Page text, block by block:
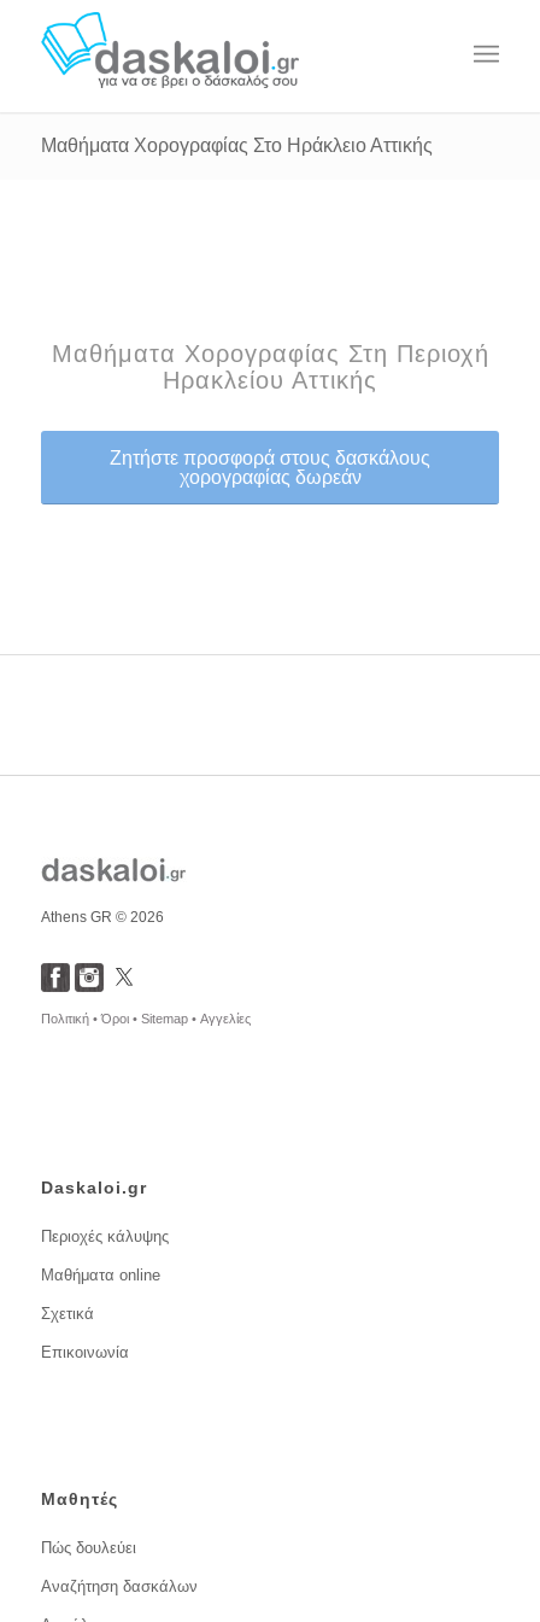
Μαθήματα Χορογραφίας Στο Ηράκλειο Αττικής
Μαθήματα Χορογραφίας Στη Περιοχή
Ηρακλείου Αττικής
Ζητήστε προσφορά στους δασκάλους
χορογραφίας δωρεάν
Athens GR © 2026
Πολιτική •Όροι • Sitemap • Αγγελίες
Daskaloi.gr
Περιοχές κάλυψης
Μαθήματα online
Σχετικά
Επικοινωνία
Μαθητές
Πώς δουλεύει
Αναζήτηση δασκάλων